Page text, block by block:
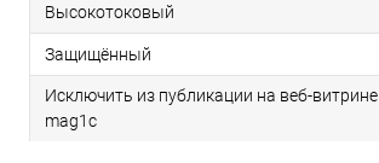
Высокотоковый
Защищённый
Исключить из публикации на веб-витрине
mag1c